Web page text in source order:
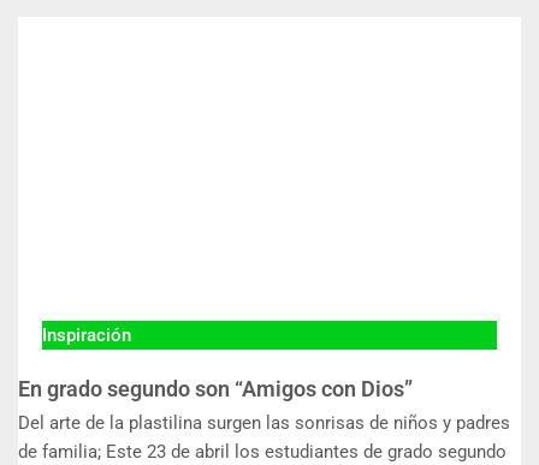
Inspiración
En grado segundo son “Amigos con Dios”
Del arte de la plastilina surgen las sonrisas de niños y padres
de familia; Este 23 de abril los estudiantes de grado segundo